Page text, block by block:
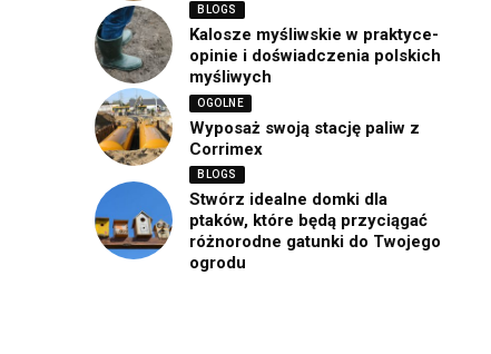
BLOGS
Kalosze myśliwskie w praktyce-
opinie i doświadczenia polskich
myśliwych
OGOLNE
Wyposaż swoją stację paliw z
Corrimex
BLOGS
Stwórz idealne domki dla
ptaków, które będą przyciągać
różnorodne gatunki do Twojego
ogrodu